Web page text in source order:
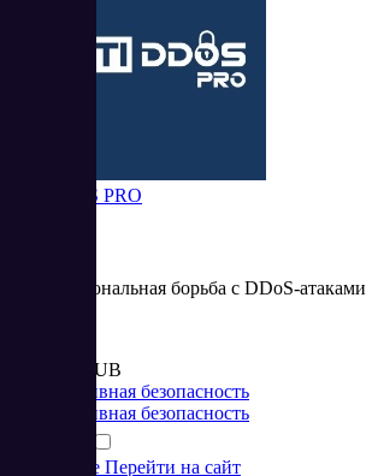
Anti-DDoS PRO
Профессиональная борьба с DDoS-атаками
от 3 990 RUB
Корпоративная безопасность
Корпоративная безопасность
Подробнее Перейти на сайт